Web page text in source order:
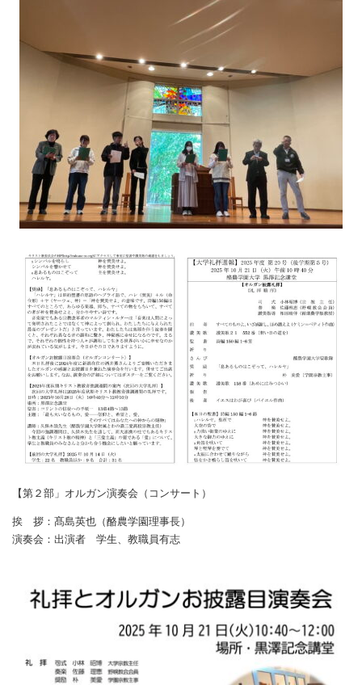
【第２部」オルガン演奏会（コンサート）
挨 拶：髙島英也（酪農学園理事長）
演奏会：出演者 学生、教職員有志